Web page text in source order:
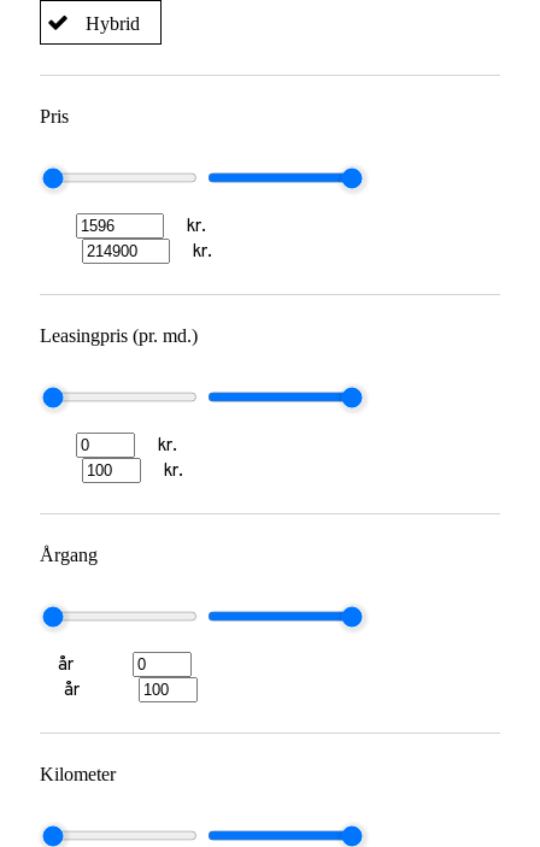
Hybrid
Pris
kr.
kr.
Leasingpris (pr. md.)
kr.
kr.
Årgang
år
år
Kilometer